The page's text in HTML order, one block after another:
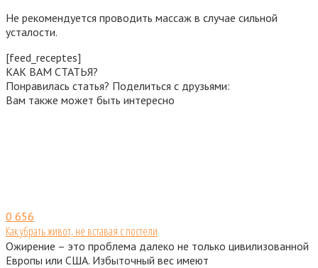
Не рекомендуется проводить массаж в случае сильной
усталости.
[feed_receptes]
КАК ВАМ СТАТЬЯ?
Понравилась статья? Поделиться с друзьями:
Вам также может быть интересно
0 656
Как убрать живот, не вставая с постели
Ожирение – это проблема далеко не только цивилизованной
Европы или США. Избыточный вес имеют